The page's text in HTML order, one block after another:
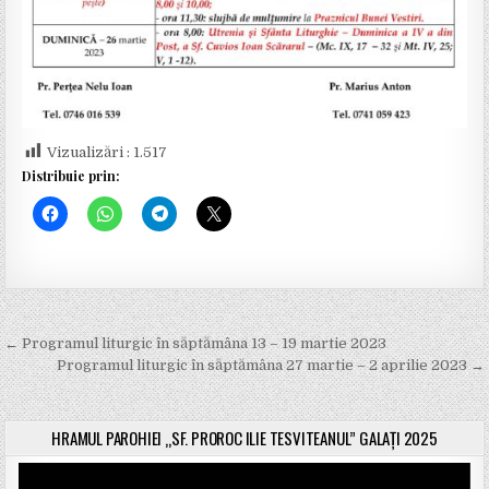
Vizualizări : 1.517
Distribuie prin:
N
a
v
i
← Programul liturgic în săptămâna 13 – 19 martie 2023
Programul liturgic în săptămâna 27 martie – 2 aprilie 2023 →
HRAMUL PAROHIEI „SF. PROROC ILIE TESVITEANUL” GALAȚI 2025